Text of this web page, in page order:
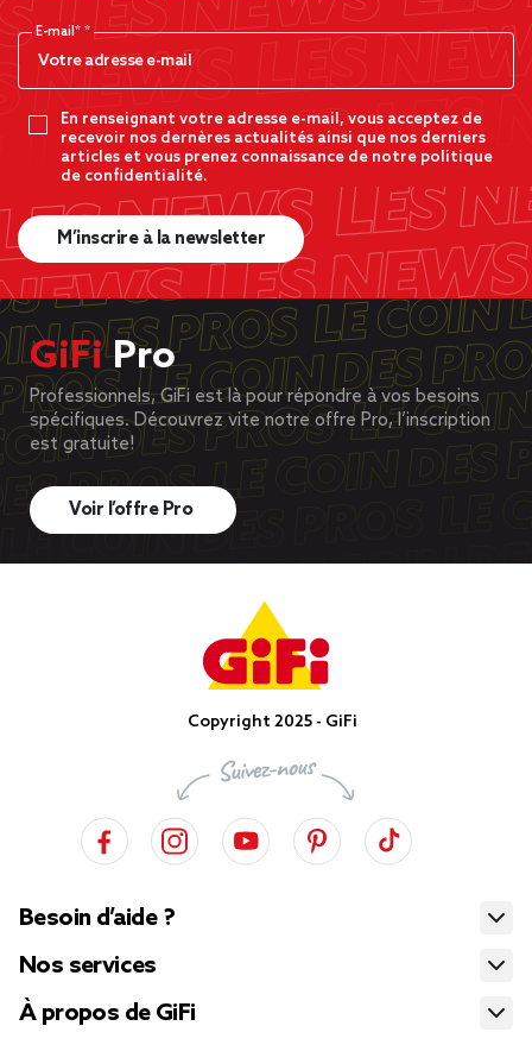
E-mail*
En renseignant votre adresse e-mail, vous acceptez de
recevoir nos dernères actualités ainsi que nos derniers
articles et vous prenez connaissance de notre politique
de confidentialité.
M’inscrire à la newsletter
GiFiPro
Professionnels, GiFi est là pour répondre à vos besoins
spécifiques. Découvrez vite notre offre Pro, l’inscription
est gratuite!
Voir l’offre Pro
Copyright 2025 - GiFi
Besoin d’aide ?
Nos services
À propos de GiFi